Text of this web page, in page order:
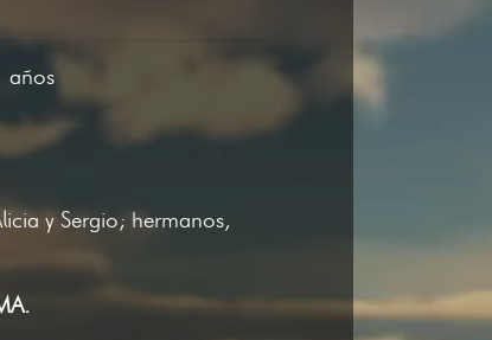
años
y Sergio; hermanos,